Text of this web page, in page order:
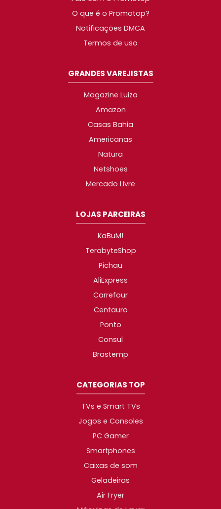
O que é o Promotop?
Notificações DMCA
Termos de uso
GRANDES VAREJISTAS
Magazine Luiza
Amazon
Casas Bahia
Americanas
Natura
Netshoes
Mercado Livre
LOJAS PARCEIRAS
KaBuM!
TerabyteShop
Pichau
AliExpress
Carrefour
Centauro
Ponto
Consul
Brastemp
CATEGORIAS TOP
TVs e Smart TVs
Jogos e Consoles
PC Gamer
Smartphones
Caixas de som
Geladeiras
Air Fryer